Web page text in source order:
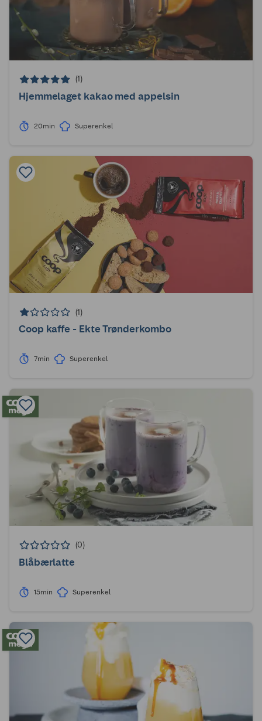
(1)
Hjemmelaget kakao med appelsin
20min Superenkel
(1)
Coop kaffe - Ekte Trønderkombo
7min Superenkel
(0)
Blåbærlatte
15min Superenkel